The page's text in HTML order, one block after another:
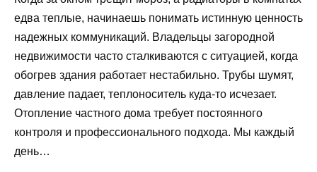
едва теплые, начинаешь понимать истинную ценность
надежных коммуникаций. Владельцы загородной
недвижимости часто сталкиваются с ситуацией, когда
обогрев здания работает нестабильно. Трубы шумят,
давление падает, теплоноситель куда-то исчезает.
Отопление частного дома требует постоянного
контроля и профессионального подхода. Мы каждый
день…